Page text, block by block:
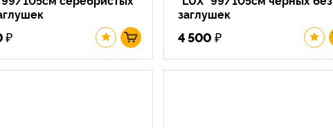
₽
заглушек
4 500 ₽